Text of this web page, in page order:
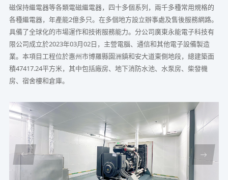
磁保持繼電器等各類電磁繼電器，四十多個系列，兩千多種常用規格的
各種繼電器，年產能2億多只。在多個地方設立辦事處及售後服務網路。
具備了全球化的市場運作和技術服務能力。分公司廣東永能電子科技有
限公司成立於2023年03月02日，主營電腦、通信和其他電子設備製造
業。本項目工程位於惠州市博羅縣園洲鎮和安大道東側地段，總建築面
積47417.24平方米，其中包括廠房、地下消防水池、水泵房、柴發機
房、宿舍樓和倉庫。